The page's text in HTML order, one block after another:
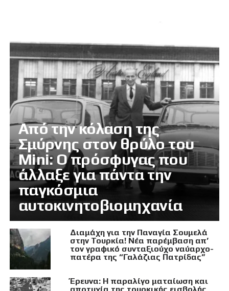
Από την κόλαση της
Σμύρνης στον θρύλο του
Mini: Ο πρόσφυγας που
άλλαξε για πάντα την
παγκόσμια
αυτοκινητοβιομηχανία
Διαμάχη για την Παναγία Σουμελά
στην Τουρκία! Νέα παρέμβαση απ’
τον γραφικό συνταξιούχο ναύαρχο-
πατέρα της “Γαλάζιας Πατρίδας”
Έρευνα: Η παραλίγο ματαίωση και